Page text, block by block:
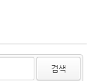
검색